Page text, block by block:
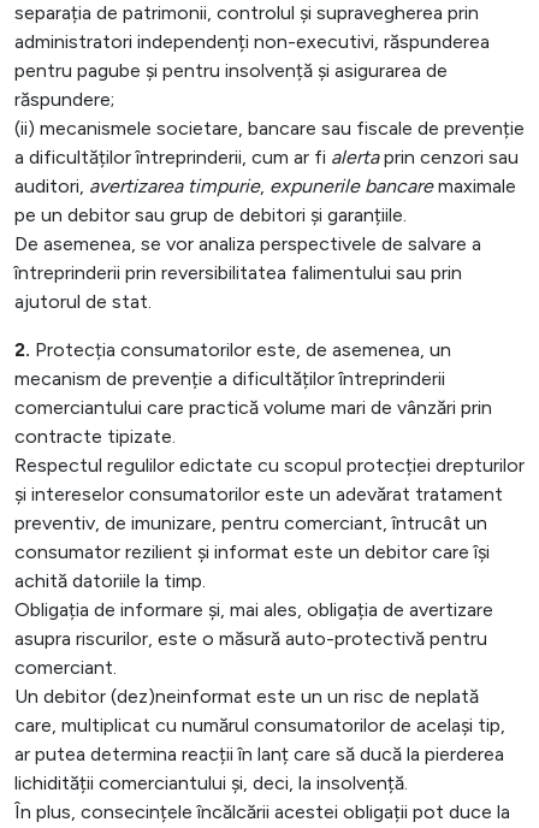
separația de patrimonii, controlul și supravegherea prin
administratori independenți non-executivi, răspunderea
pentru pagube și pentru insolvență și asigurarea de
răspundere;
(ii) mecanismele societare, bancare sau fiscale de prevenție
a dificultăților întreprinderii, cum ar fi alertaprin cenzori sau
auditori, avertizarea timpurie, expunerile bancaremaximale
pe un debitor sau grup de debitori și garanțiile.
De asemenea, se vor analiza perspectivele de salvare a
întreprinderii prin reversibilitatea falimentului sau prin
ajutorul de stat.
2. Protecția consumatorilor este, de asemenea, un
mecanism de prevenție a dificultăților întreprinderii
comerciantului care practică volume mari de vânzări prin
contracte tipizate.
Respectul regulilor edictate cu scopul protecției drepturilor
și intereselor consumatorilor este un adevărat tratament
preventiv, de imunizare, pentru comerciant, întrucât un
consumator rezilient și informat este un debitor care își
achită datoriile la timp.
Obligația de informare și, mai ales, obligația de avertizare
asupra riscurilor, este o măsură auto-protectivă pentru
comerciant.
Un debitor (dez)neinformat este un un risc de neplată
care, multiplicat cu numărul consumatorilor de același tip,
ar putea determina reacții în lanț care să ducă la pierderea
lichidității comerciantului și, deci, la insolvență.
În plus, consecințele încălcării acestei obligații pot duce la